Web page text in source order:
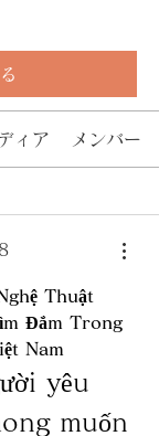
ィア メンバー
Thuật
Đắm Trong
Nam
yêu
muốn